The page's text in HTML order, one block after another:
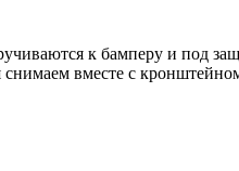
к бамперу и под
вместе с